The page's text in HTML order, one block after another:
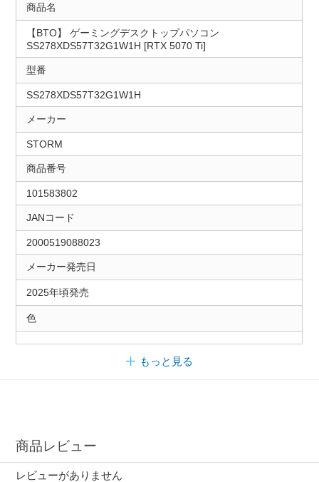
商品名
【BTO】 ゲーミングデスクトップパソコン
SS278XDS57T32G1W1H [RTX 5070 Ti]
型番
SS278XDS57T32G1W1H
メーカー
STORM
商品番号
101583802
JANコード
2000519088023
メーカー発売日
2025年頃発売
色
もっと見る
商品レビュー
レビューがありません